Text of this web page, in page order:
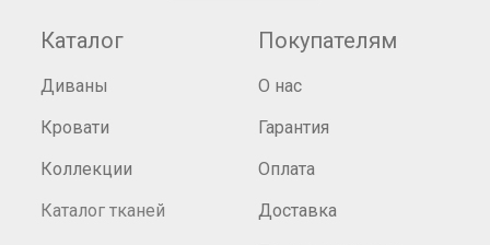
Каталог
Диваны
Кровати
Коллекции
Каталог тканей
Покупателям
О нас
Гарантия
Оплата
Доставка